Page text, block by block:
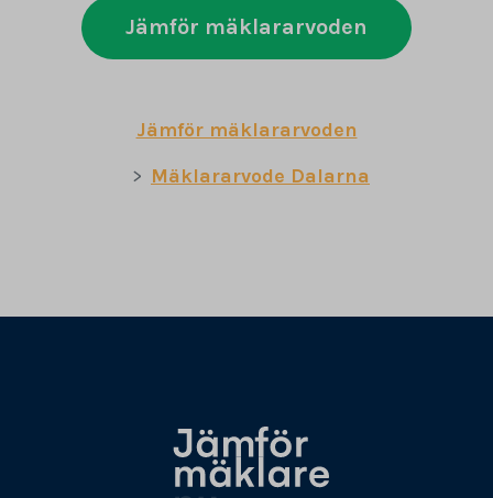
Jämför mäklararvoden
Jämför mäklararvoden
Mäklararvode Dalarna